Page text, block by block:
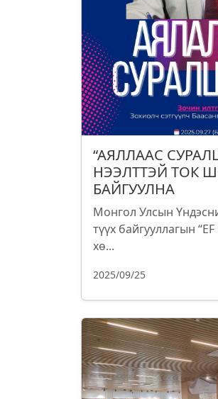
“АЯЛЛААС
НЭЭЛТТЭЙ ТОК
БАЙГУУЛНА
Монгол Улсын
түүх байгууллагын
хө...
2025/09/25